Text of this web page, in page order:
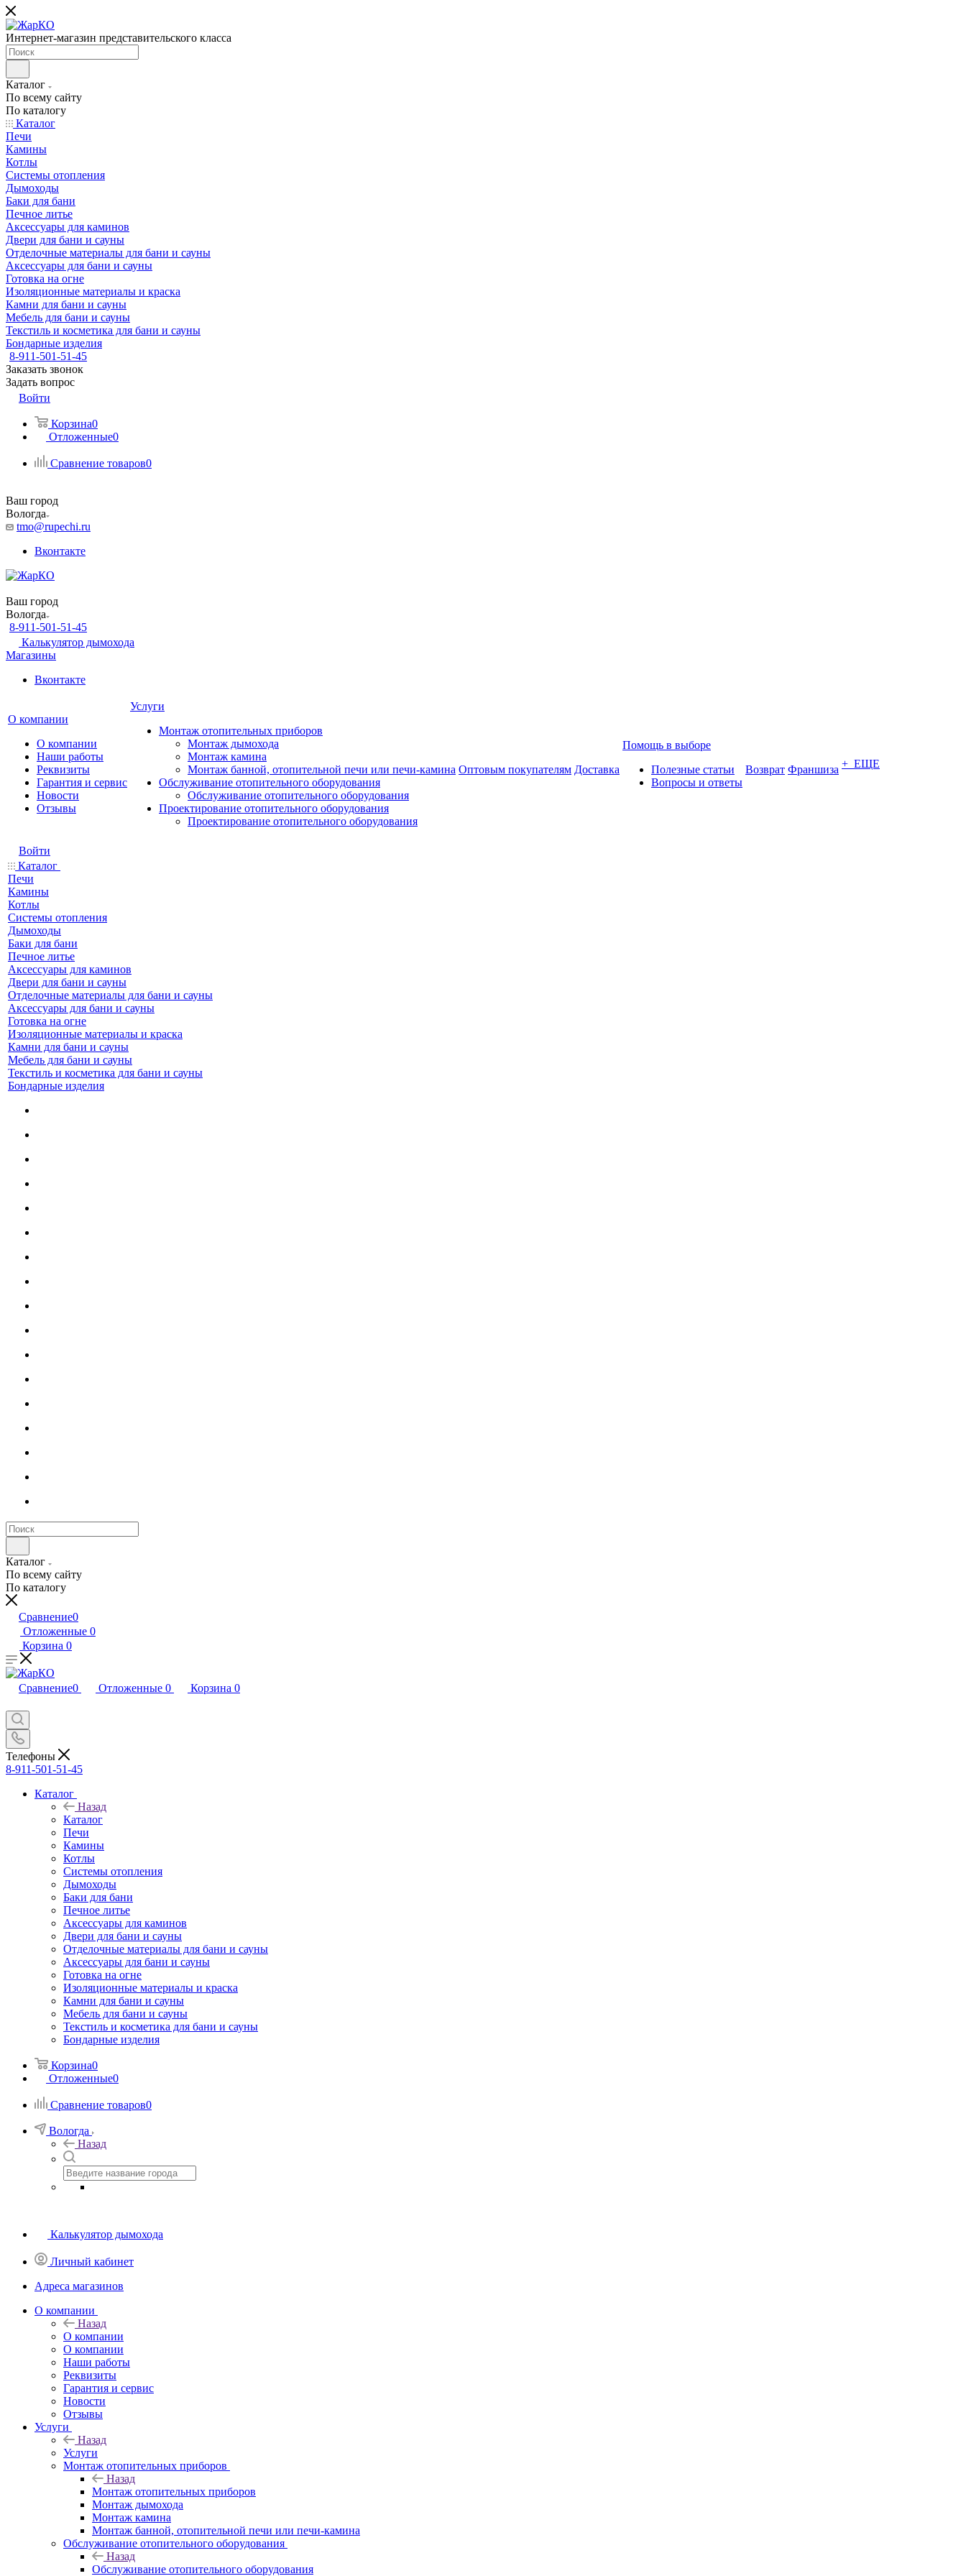
Интернет-магазин представительского класса
Каталог
По всему сайту
По каталогу
Каталог
Печи
Камины
Котлы
Системы отопления
Дымоходы
Баки для бани
Печное литье
Аксессуары для каминов
Двери для бани и сауны
Отделочные материалы для бани и сауны
Аксессуары для бани и сауны
Готовка на огне
Изоляционные материалы и краска
Камни для бани и сауны
Мебель для бани и сауны
Текстиль и косметика для бани и сауны
Бондарные изделия
8-911-501-51-45
Заказать звонок
Задать вопрос
Войти
Корзина0
Отложенные0
Сравнение товаров0
Ваш город
Вологда
tmo@rupechi.ru
Вконтакте
Ваш город
Вологда
8-911-501-51-45
Калькулятор дымохода
Магазины
Вконтакте
О компании
О компании
Наши работы
Реквизиты
Гарантия и сервис
Новости
Отзывы
Услуги
Монтаж отопительных приборов
Монтаж дымохода
Монтаж камина
Монтаж банной, отопительной печи или печи-камина
Обслуживание отопительного оборудования
Обслуживание отопительного оборудования
Проектирование отопительного оборудования
Проектирование отопительного оборудования
Оптовым покупателям Доставка
Помощь в выборе
Полезные статьи
Вопросы и ответы
Возврат Франшиза + ЕЩЕ
Войти
Каталог
Печи
Камины
Котлы
Системы отопления
Дымоходы
Баки для бани
Печное литье
Аксессуары для каминов
Двери для бани и сауны
Отделочные материалы для бани и сауны
Аксессуары для бани и сауны
Готовка на огне
Изоляционные материалы и краска
Камни для бани и сауны
Мебель для бани и сауны
Текстиль и косметика для бани и сауны
Бондарные изделия
Каталог
По всему сайту
По каталогу
Сравнение0
Отложенные 0
Корзина 0
Сравнение0 Отложенные 0 Корзина 0
Телефоны
8-911-501-51-45
Каталог
Назад
Каталог
Печи
Камины
Котлы
Системы отопления
Дымоходы
Баки для бани
Печное литье
Аксессуары для каминов
Двери для бани и сауны
Отделочные материалы для бани и сауны
Аксессуары для бани и сауны
Готовка на огне
Изоляционные материалы и краска
Камни для бани и сауны
Мебель для бани и сауны
Текстиль и косметика для бани и сауны
Бондарные изделия
Корзина0
Отложенные0
Сравнение товаров0
Вологда
Назад
Калькулятор дымохода
Личный кабинет
Адреса магазинов
O компании
Назад
O компании
О компании
Наши работы
Реквизиты
Гарантия и сервис
Новости
Отзывы
Услуги
Назад
Услуги
Монтаж отопительных приборов
Назад
Монтаж отопительных приборов
Монтаж дымохода
Монтаж камина
Монтаж банной, отопительной печи или печи-камина
Обслуживание отопительного оборудования
Назад
Обслуживание отопительного оборудования